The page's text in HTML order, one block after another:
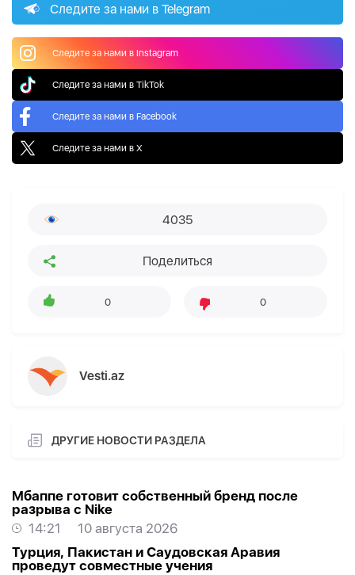
Следите за нами в Telegram
Следите за нами в Instagram
Следите за нами в TikTok
Следите за нами в Facebook
Следите за нами в X
4035
Поделиться
0 0
Vesti.az
ДРУГИЕ НОВОСТИ РАЗДЕЛА
Мбаппе готовит собственный бренд после
разрыва с Nike
14:21
10 августа 2026
Турция, Пакистан и Саудовская Аравия
проведут совместные учения